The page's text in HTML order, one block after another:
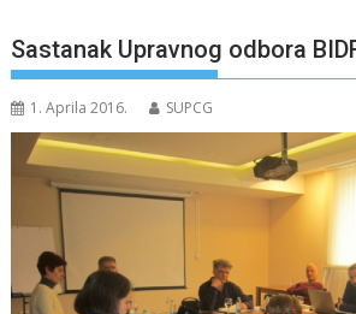
Sastanak Upravnog odbora
1. Aprila 2016. SUPCG